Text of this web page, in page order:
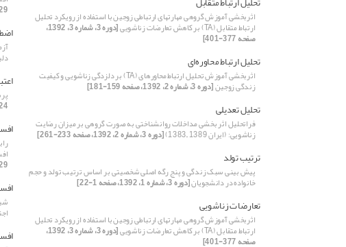
اثربخشی آموزش گروهی مهارت‏های ارتباطی زوجین با استفاده از رویکرد تحلیل
ارتباط متقابل (TA) بر کاهش تعارضات زناشویی [دوره 3، شماره 3، 1392،
صفحه 377-401]
تحلیل ارتباط محاوره‌ای
اثربخشی آموزش تحلیل ارتباط محاوره‏ای (TA) بر دلزدگی زناشویی و کیفیت
زندگی زوجین[دوره 3، شماره 2، 1392، صفحه 159-181]
تحلیل تعدیلی
فراتحلیل اثر بخشی مداخلات روانشناختی به صورت گروهی بر میزان رضایت
زناشویی: (ایران 1389 –1383) [دوره 3، شماره 2، 1392، صفحه 233-261]
ترتیب تولد
پیش بینی سبک زندگی و پنج رگه اصلی شخصیتی بر اساس ترتیب تولد و حجم
خانواده در دانشجویان[دوره 3، شماره 1، 1392، صفحه 1-22]
تعارضات زناشویی
اثربخشی آموزش گروهی مهارت‏های ارتباطی زوجین با استفاده از رویکرد تحلیل
ارتباط متقابل (TA) بر کاهش تعارضات زناشویی [دوره 3، شماره 3، 1392،
صفحه 377-401]